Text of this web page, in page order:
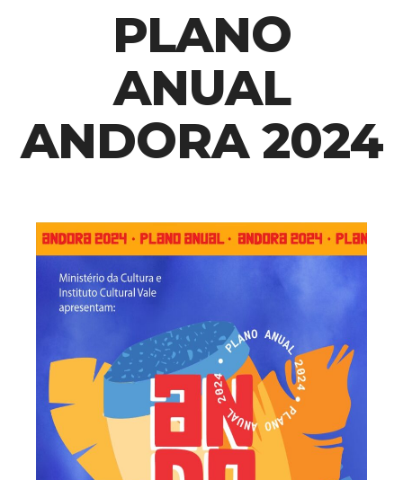
PLANO
ANUAL
ANDORA 2024